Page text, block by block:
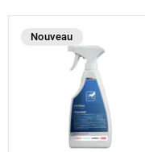
Nouveau